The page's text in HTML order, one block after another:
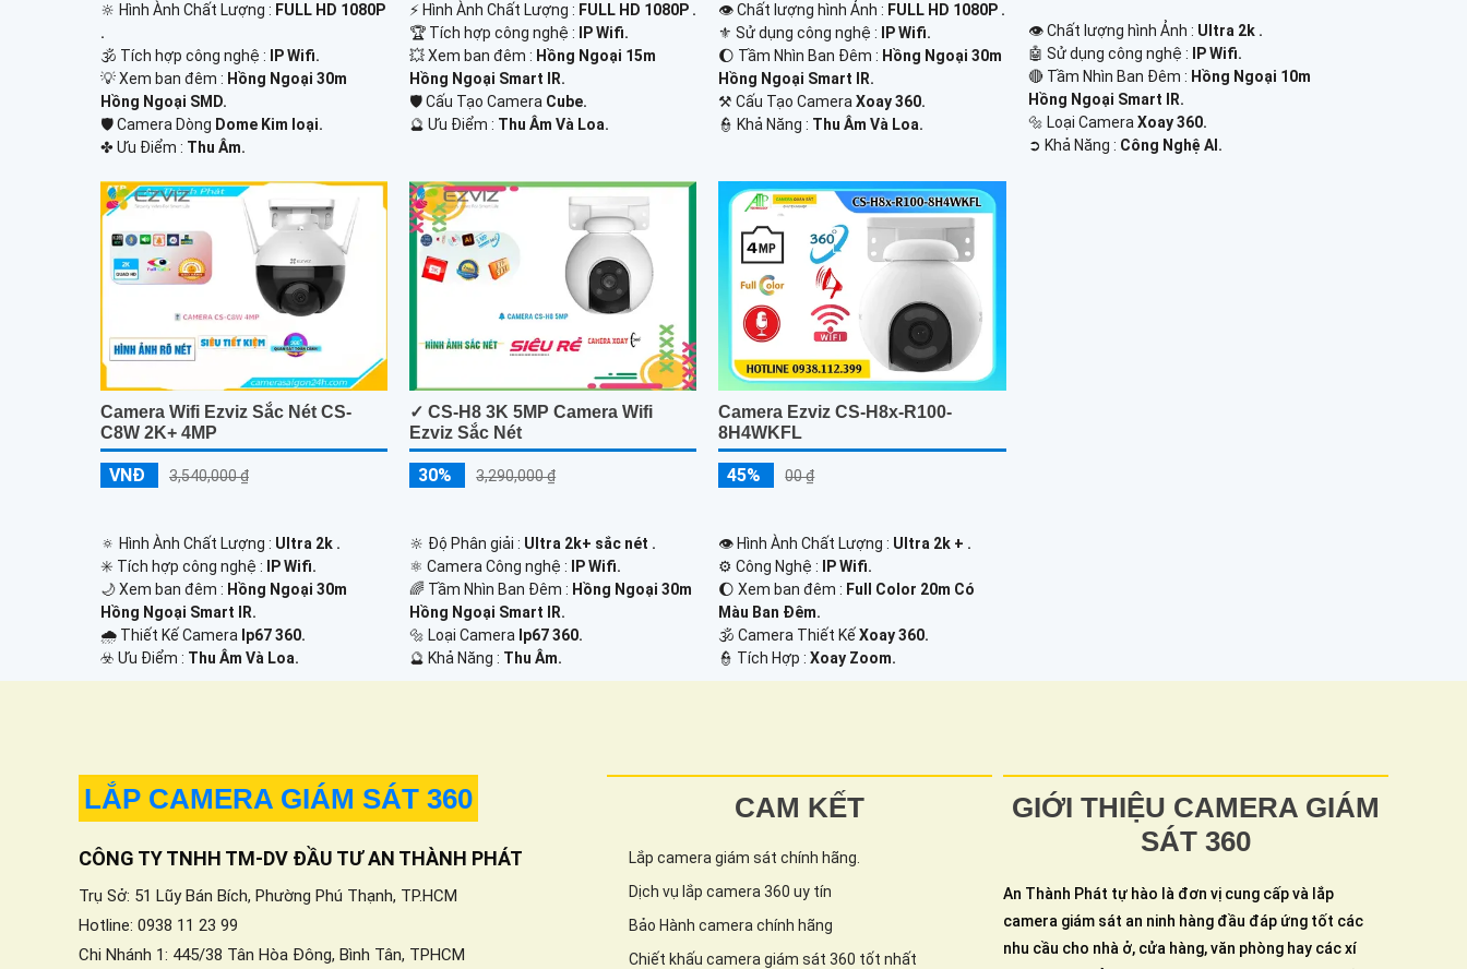
🔆 Hình Ành Chất Lượng : FULL HD 1080P
.
🕉️ Tích hợp công nghệ :
IP Wifi.
💡 Xem ban đêm : Hồng Ngoại 30m
Hồng Ngoại SMD.
🛡 Camera Dòng Dome Kim loại.
️✤ Ưu Điểm : Thu Âm.
️⚡ Hình Ành Chất Lượng : FULL HD 1080P .
🏆 Tích hợp công nghệ :
IP Wifi.
💥 Xem ban đêm : Hồng Ngoại 15m
Hồng Ngoại Smart IR.
🛡 Cấu Tạo Camera Cube.
️🔮 Ưu Điểm : Thu Âm Và Loa.
👁 Chất lượng hình Ảnh : FULL HD 1080P .
⚜️ Sử dụng công nghệ :
IP Wifi.
🌔 Tầm Nhìn Ban Đêm : Hồng Ngoại 30m
Hồng Ngoại Smart IR.
⚒ Cấu Tạo CameraXoay 360.
️👮 Khả Năng : Thu Âm Và Loa.
👁 Chất lượng hình Ảnh : Ultra 2k .
🤖️ Sử dụng công nghệ :
IP Wifi.
🔴 Tầm Nhìn Ban Đêm : Hồng Ngoại 10m
Hồng Ngoại Smart IR.
🔩 Loại CameraXoay 360.
️➲ Khả Năng : Công Nghệ AI.
Camera Wifi Ezviz Sắc Nét CS-
C8W 2K+ 4MP
VNĐ 3,540,000 ₫
🔅 Hình Ành Chất Lượng : Ultra 2k .
✳️ Tích hợp công nghệ :
IP Wifi.
🌙 Xem ban đêm : Hồng Ngoại 30m
Hồng Ngoại Smart IR.
🌧️ Thiết Kế Camera Ip67 360.
️☣️ Ưu Điểm : Thu Âm Và Loa.
✓ CS-H8 3K 5MP Camera Wifi
Ezviz Sắc Nét
30% 3,290,000 ₫
🔆 Độ Phân giải : Ultra 2k+ sắc nét .
⚛️ Camera Công nghệ :
IP Wifi.
🌈 Tầm Nhìn Ban Đêm : Hồng Ngoại 30m
Hồng Ngoại Smart IR.
🔩 Loại Camera Ip67 360.
️🔮 Khả Năng : Thu Âm.
Camera Ezviz CS-H8x-R100-
8H4WKFL
45% 00 ₫
👁 Hình Ành Chất Lượng : Ultra 2k + .
⚙ Công Nghệ : IP Wifi.
🌔 Xem ban đêm : Full Color 20m Có
Màu Ban Ðêm.
🕉️ Camera Thiết KếXoay 360.
️👮 Tích Hợp :Xoay Zoom.
LẮP CAMERA GIÁM SÁT 360
CÔNG TY TNHH TM-DV ĐẦU TƯ AN THÀNH PHÁT
Trụ Sở: 51 Lũy Bán Bích, Phường Phú Thạnh, TP.HCM
Hotline: 0938 11 23 99
Chi Nhánh 1: 445/38 Tân Hòa Đông, Bình Tân, TPHCM
CAM KẾT
Lắp camera giám sát chính hãng.
Dịch vụ lắp camera 360 uy tín
Bảo Hành camera chính hãng
Chiết khấu camera giám sát 360 tốt nhất
GIỚI THIỆU CAMERA GIÁM
SÁT 360
An Thành Phát tự hào là đơn vị cung cấp và lắp
camera giám sát an ninh hàng đầu đáp ứng tốt các
nhu cầu cho nhà ở, cửa hàng, văn phòng hay các xí